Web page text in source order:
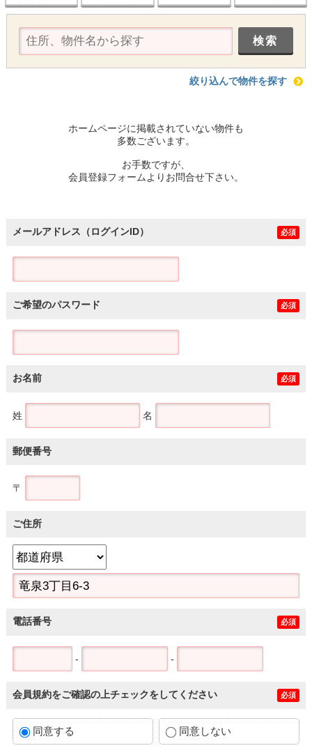
絞り込んで物件を探す
ホームページに掲載されていない物件も
多数ございます。
お手数ですが、
会員登録フォームよりお問合せ下さい。
メールアドレス（ログインID） 必須
ご希望のパスワード 必須
お名前 必須
姓 名
郵便番号
〒
ご住所
電話番号 必須
- -
会員規約をご確認の上チェックをしてください 必須
同意する 同意しない